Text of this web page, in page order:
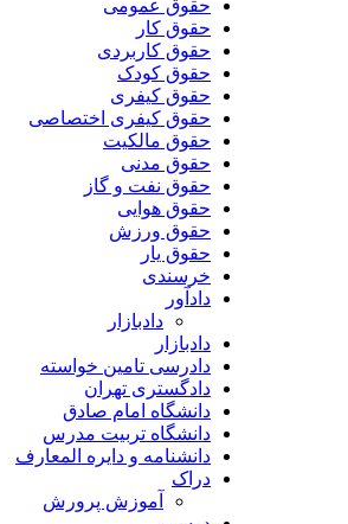
حقوق عمومی
حقوق کار
حقوق کاربردی
حقوق کودک
حقوق کیفری
حقوق کیفری اختصاصی
حقوق مالکیت
حقوق مدنی
حقوق نفت و گاز
حقوق هوایی
حقوق ورزش
حقوق یار
خرسندی
دادآور
دادبازار
دادبازار
دادرسی تامین خواسته
دادگستری تهران
دانشگاه امام صادق
دانشگاه تربیت مدرس
دانشنامه و دایره المعارف
دراک
آموزش پرورش